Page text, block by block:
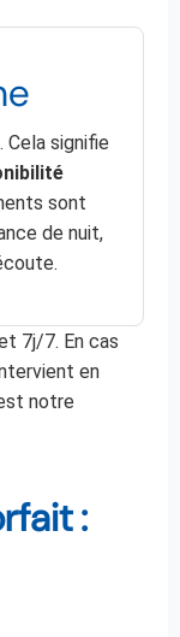
signifie
sont
de nuit,
7j/7. En cas
en
notre
: